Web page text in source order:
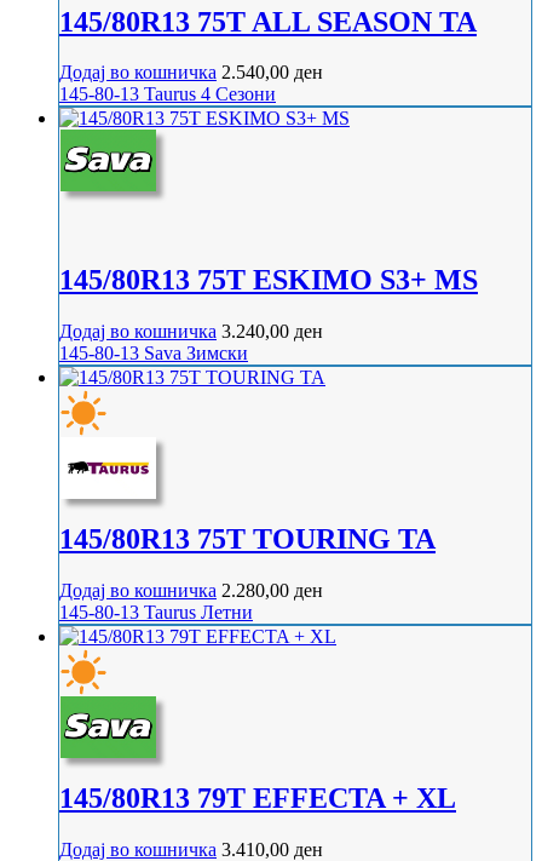
145/80R13 75T ALL SEASON TA
Додај во кошничка 2.540,00 ден
145-80-13 Taurus 4 Сезони
145/80R13 75T ESKIMO S3+ MS
Додај во кошничка 3.240,00 ден
145-80-13 Sava Зимски
145/80R13 75T TOURING TA
Додај во кошничка 2.280,00 ден
145-80-13 Taurus Летни
145/80R13 79T EFFECTA + XL
Додај во кошничка 3.410,00 ден